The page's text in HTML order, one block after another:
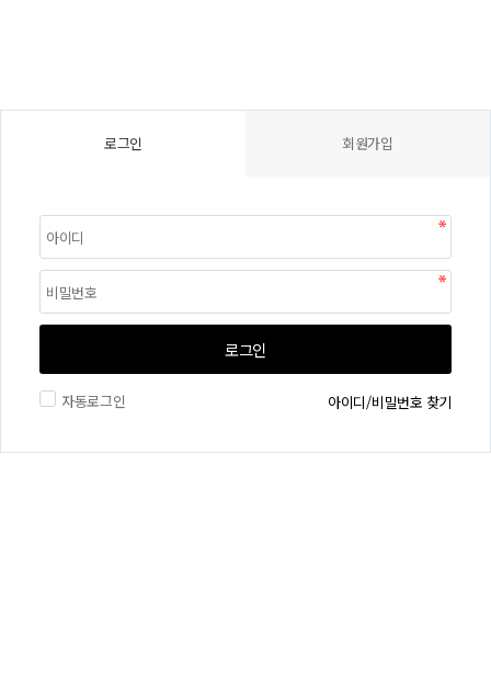
로그인 회원가입
로그인
자동로그인 아이디/비밀번호 찾기